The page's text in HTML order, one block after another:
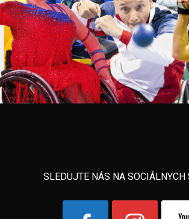
SLEDUJTE NÁS NA SOCIÁLNYCH